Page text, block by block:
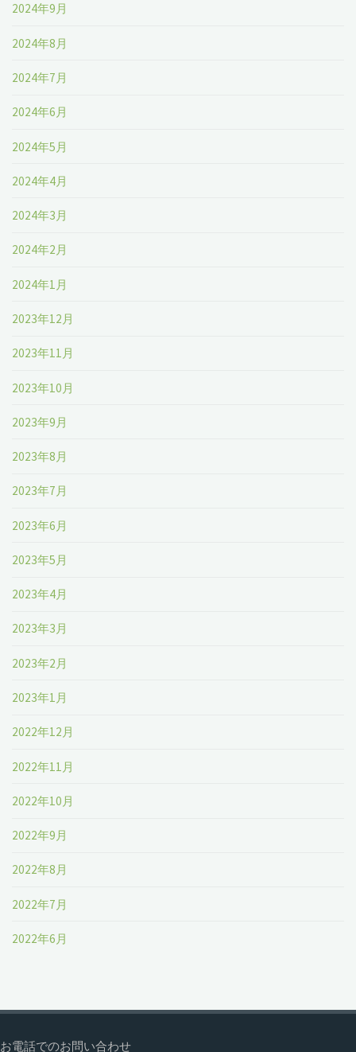
2024年9月
2024年8月
2024年7月
2024年6月
2024年5月
2024年4月
2024年3月
2024年2月
2024年1月
2023年12月
2023年11月
2023年10月
2023年9月
2023年8月
2023年7月
2023年6月
2023年5月
2023年4月
2023年3月
2023年2月
2023年1月
2022年12月
2022年11月
2022年10月
2022年9月
2022年8月
2022年7月
2022年6月
お電話でのお問い合わせ